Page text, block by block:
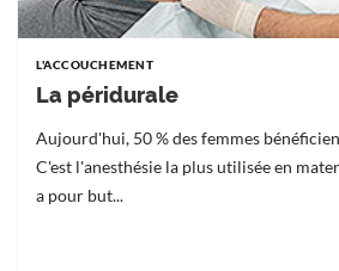
L'ACCOUCHEMENT
La péridurale
Aujourd'hui, 50 % des femmes
C'est l'anesthésie la plus utilisée en
a pour but...